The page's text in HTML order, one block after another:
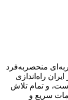
منحصربه‌فرد
راه‌اندازی
و تمام تلاش
سریع و